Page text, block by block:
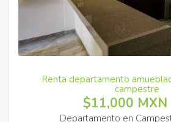
Renta departamento
campestre
$11,000 MXN
Departamento en